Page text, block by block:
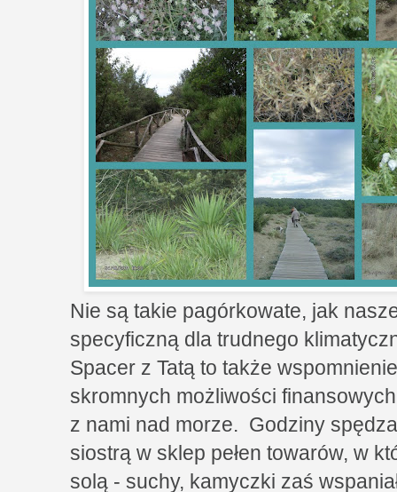
Nie są takie pagórkowate, jak
specyficzną dla trudnego
Spacer z Tatą to także
skromnych możliwości
z nami nad morze. Godziny
siostrą w sklep pełen towarów, w
solą - suchy, kamyczki zaś